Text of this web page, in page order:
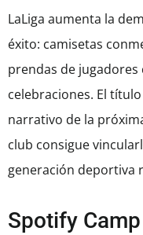
LaLiga aumenta la
éxito: camisetas
prendas de jugadores
celebraciones. El
narrativo de la
club consigue
generación deportiva
Spotify